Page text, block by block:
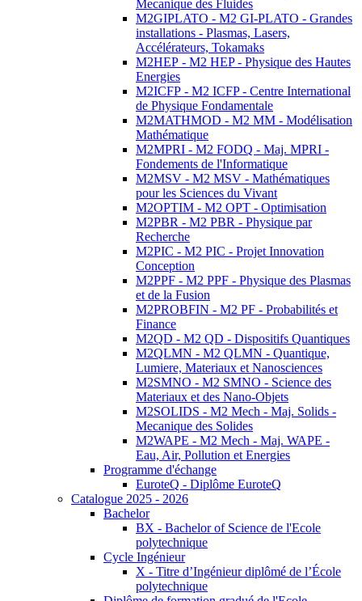
Mecanique des Fluides
M2GIPLATO - M2 GI-PLATO - Grandes
installations - Plasmas, Lasers,
Accélérateurs, Tokamaks
M2HEP - M2 HEP - Physique des Hautes
Energies
M2ICFP - M2 ICFP - Centre International
de Physique Fondamentale
M2MATHMOD - M2 MM - Modélisation
Mathématique
M2MPRI - M2 FODQ - Maj. MPRI -
Fondements de l'Informatique
M2MSV - M2 MSV - Mathématiques
pour les Sciences du Vivant
M2OPTIM - M2 OPT - Optimisation
M2PBR - M2 PBR - Physique par
Recherche
M2PIC - M2 PIC - Projet Innovation
Conception
M2PPF - M2 PPF - Physique des Plasmas
et de la Fusion
M2PROBFIN - M2 PF - Probabilités et
Finance
M2QD - M2 QD - Dispositifs Quantiques
M2QLMN - M2 QLMN - Quantique,
Lumiere, Materiaux et Nanosciences
M2SMNO - M2 SMNO - Science des
Materiaux et des Nano-Objets
M2SOLIDS - M2 Mech - Maj. Solids -
Mecanique des Solides
M2WAPE - M2 Mech - Maj. WAPE -
Eau, Air, Pollution et Energies
Programme d'échange
EuroteQ - Diplôme EuroteQ
Catalogue 2025 - 2026
Bachelor
BX - Bachelor of Science de l'Ecole
polytechnique
Cycle Ingénieur
X - Titre d’Ingénieur diplômé de l’École
polytechnique